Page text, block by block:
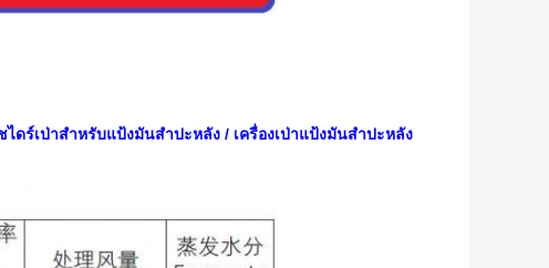
ดร์เป่าสำหรับแป้งมันสำปะหลัง / เครื่องเป่าแป้งมันสำปะหลัง